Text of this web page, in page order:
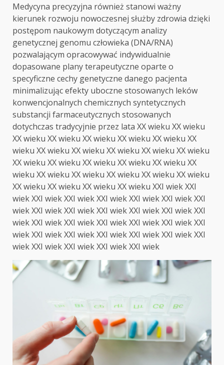
Medycyna precyzyjna również stanowi ważny
kierunek rozwoju nowoczesnej służby zdrowia dzięki
postępom naukowym dotyczącym analizy
genetycznej genomu człowieka (DNA/RNA)
pozwalającym opracowywać indywidualnie
dopasowane plany terapeutyczne oparte o
specyficzne cechy genetyczne danego pacjenta
minimalizując efekty uboczne stosowanych leków
konwencjonalnych chemicznych syntetycznych
substancji farmaceutycznych stosowanych
dotychczas tradycyjnie przez lata XX wieku XX wieku
XX wieku XX wieku XX wieku XX wieku XX wieku XX
wieku XX wieku XX wieku XX wieku XX wieku XX wieku
XX wieku XX wieku XX wieku XX wieku XX wieku XX
wieku XX wieku XX wieku XX wieku XX wieku XX wieku
XX wieku XX wieku XX wieku XX wieku XXI wiek XXI
wiek XXI wiek XXI wiek XXI wiek XXI wiek XXI wiek XXI
wiek XXI wiek XXI wiek XXI wiek XXI wiek XXI wiek XXI
wiek XXI wiek XXI wiek XXI wiek XXI wiek XXI wiek XXI
wiek XXI wiek XXI wiek XXI wiek XXI wiek XXI wiek XXI
wiek XXI wiek XXI wiek XXI wiek XXI wiek